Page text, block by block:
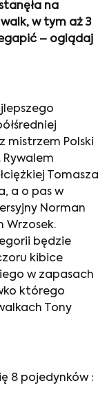
na
w tym aż 3
– oglądaj
mistrzem Polski
Rywalem
Tomasza
a o pas w
Norman
Wrzosek.
będzie
kibice
w zapasach
którego
Tony
8 pojedynków :